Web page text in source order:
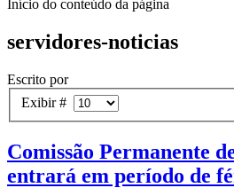
Início do conteúdo da página
servidores-noticias
Escrito por
Exibir #
Comissão Permanente
entrará em período de